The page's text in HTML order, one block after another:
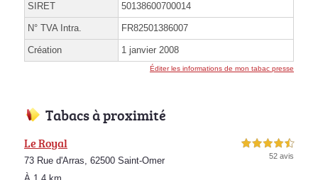
SIRET 50138600700014
N° TVA Intra. FR82501386007
Création 1 janvier 2008
Éditer les informations de mon tabac presse
Tabacs à proximité
Le Royal
73 Rue d'Arras, 62500 Saint-Omer
4,5 étoiles sur 5
52 avis